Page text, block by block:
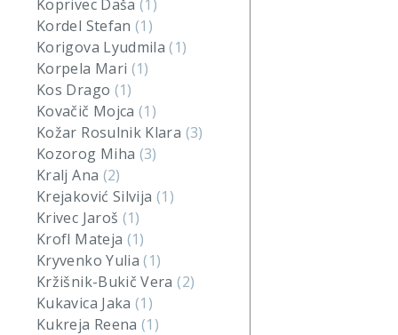
Koprivec Daša(1)
Kordel Stefan(1)
Korigova Lyudmila(1)
Korpela Mari (1)
Kos Drago (1)
Kovačič Mojca(1)
Kožar Rosulnik Klara (3)
Kozorog Miha (3)
Kralj Ana (2)
Krejaković Silvija (1)
Krivec Jaroš (1)
Krofl Mateja (1)
Kryvenko Yulia(1)
Kržišnik-Bukič Vera(2)
Kukavica Jaka(1)
Kukreja Reena(1)